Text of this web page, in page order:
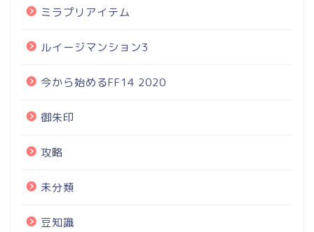
ミラプリアイテム
ルイージマンション3
今から始めるFF14 2020
御朱印
攻略
未分類
豆知識